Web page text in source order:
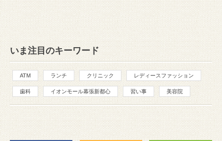
いま注目のキーワード
ATM ランチ クリニック レディースファッション
歯科 イオンモール幕張新都心 習い事 美容院